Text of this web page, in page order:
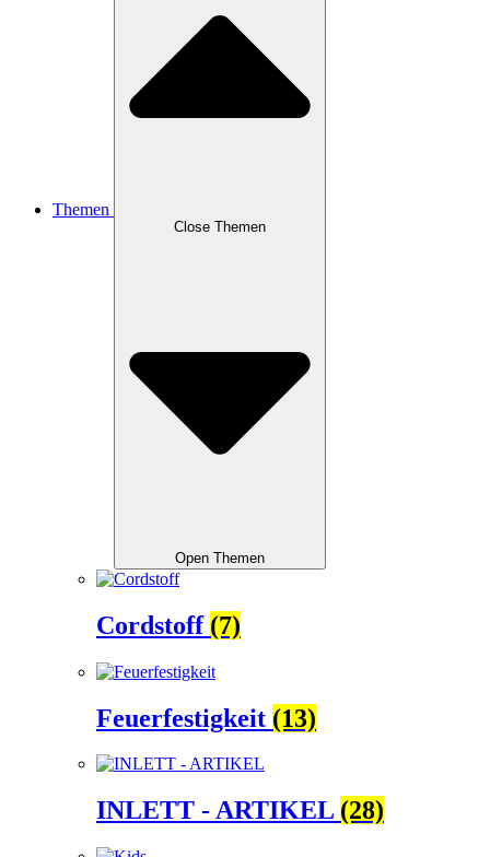
Themen
Close Themen
Open Themen
Cordstoff (7)
Feuerfestigkeit (13)
INLETT - ARTIKEL (28)